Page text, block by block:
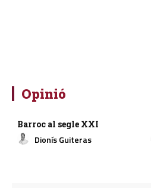
Opinió
Barroc al segle XXI
Dionís Guiteras